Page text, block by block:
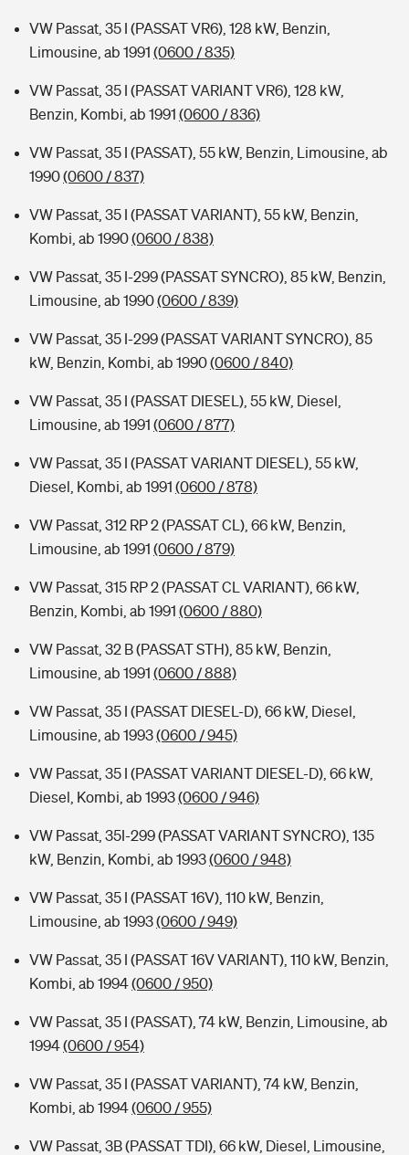
VW Passat, 35 I (PASSAT VR6), 128 kW, Benzin,
Limousine, ab 1991 (0600 / 835)
VW Passat, 35 I (PASSAT VARIANT VR6), 128 kW,
Benzin, Kombi, ab 1991 (0600 / 836)
VW Passat, 35 I (PASSAT), 55 kW, Benzin, Limousine, ab
1990(0600 / 837)
VW Passat, 35 I (PASSAT VARIANT), 55 kW, Benzin,
Kombi, ab 1990(0600 / 838)
VW Passat, 35 I-299 (PASSAT SYNCRO), 85 kW, Benzin,
Limousine, ab 1990(0600 / 839)
VW Passat, 35 I-299 (PASSAT VARIANT SYNCRO), 85
kW, Benzin, Kombi, ab 1990(0600 / 840)
VW Passat, 35 I (PASSAT DIESEL), 55 kW, Diesel,
Limousine, ab 1991 (0600 / 877)
VW Passat, 35 I (PASSAT VARIANT DIESEL), 55 kW,
Diesel, Kombi, ab 1991 (0600 / 878)
VW Passat, 312 RP 2 (PASSAT CL), 66 kW, Benzin,
Limousine, ab 1991 (0600 / 879)
VW Passat, 315 RP 2 (PASSAT CL VARIANT), 66 kW,
Benzin, Kombi, ab 1991 (0600 / 880)
VW Passat, 32 B (PASSAT STH), 85 kW, Benzin,
Limousine, ab 1991 (0600 / 888)
VW Passat, 35 I (PASSAT DIESEL-D), 66 kW, Diesel,
Limousine, ab 1993(0600 / 945)
VW Passat, 35 I (PASSAT VARIANT DIESEL-D), 66 kW,
Diesel, Kombi, ab 1993(0600 / 946)
VW Passat, 35I-299 (PASSAT VARIANT SYNCRO), 135
kW, Benzin, Kombi, ab 1993(0600 / 948)
VW Passat, 35 I (PASSAT 16V), 110 kW, Benzin,
Limousine, ab 1993(0600 / 949)
VW Passat, 35 I (PASSAT 16V VARIANT), 110 kW, Benzin,
Kombi, ab 1994(0600 / 950)
VW Passat, 35 I (PASSAT), 74 kW, Benzin, Limousine, ab
1994(0600 / 954)
VW Passat, 35 I (PASSAT VARIANT), 74 kW, Benzin,
Kombi, ab 1994(0600 / 955)
VW Passat, 3B (PASSAT TDI), 66 kW, Diesel, Limousine,